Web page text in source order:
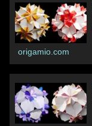
origamio.com